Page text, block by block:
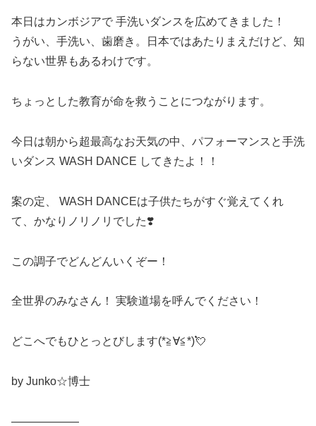
本日はカンボジアで 手洗いダンスを広めてきました！
うがい、手洗い、歯磨き。日本ではあたりまえだけど、知
らない世界もあるわけです。
ちょっとした教育が命を救うことにつながります。
今日は朝から超最高なお天気の中、パフォーマンスと手洗
いダンス WASH DANCE してきたよ！！
案の定、 WASH DANCEは子供たちがすぐ覚えてくれ
て、かなりノリノリでした❣️
この調子でどんどんいくぞー！
全世界のみなさん！ 実験道場を呼んでください！
どこへでもひとっとびします(*≧∀≦*)💘
by Junko☆博士
——————